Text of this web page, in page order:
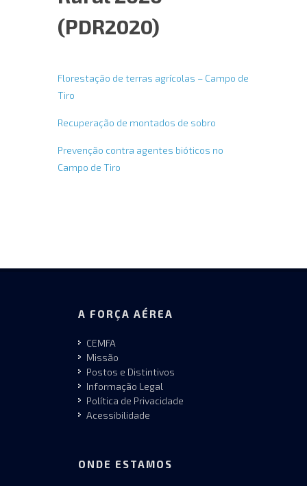
(PDR2020)
Florestação de terras agrícolas – Campo de
Tiro
Recuperação de montados de sobro
Prevenção contra agentes bióticos no
Campo de Tiro
A FORÇA AÉREA
CEMFA
Missão
Postos e Distintivos
Informação Legal
Política de Privacidade
Acessibilidade
ONDE ESTAMOS